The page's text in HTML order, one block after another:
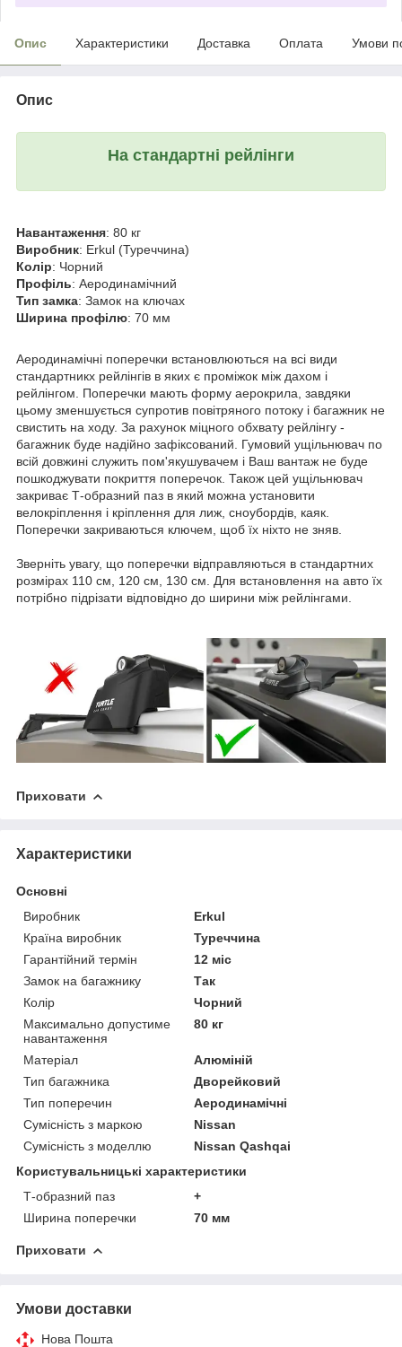
Опис Характеристики Доставка Оплата Умови
Опис
На стандартні рейлінги
Навантаження: 80 кг
Виробник: Erkul (Туреччина)
Колір: Чорний
Профіль: Аеродинамічний
Тип замка: Замок на ключах
Ширина профілю: 70 мм
Аеродинамічні поперечки встановлюються на всі види
стандартникх рейлінгів в яких є проміжок між дахом і
рейлінгом. Поперечки мають форму аерокрила, завдяки
цьому зменшується супротив повітряного потоку і багажник не
свистить на ходу. За рахунок міцного обхвату рейлінгу -
багажник буде надійно зафіксований. Гумовий ущільнювач по
всій довжині служить пом'якушувачем і Ваш вантаж не буде
пошкоджувати покриття поперечок. Також цей ущільнювач
закриває Т-образний паз в який можна установити
велокріплення і кріплення для лиж, сноубордів, каяк.
Поперечки закриваються ключем, щоб їх ніхто не зняв.
Зверніть увагу, що поперечки відправляються в стандартних
розмірах 110 см, 120 см, 130 см. Для встановлення на авто їх
потрібно підрізати відповідно до ширини між рейлінгами.
Приховати
Характеристики
Основні
Виробник
Erkul
Країна виробник
Туреччина
Гарантійний термін
12 міс
Замок на багажнику
Так
Колір
Чорний
Максимально допустиме
навантаження
80 кг
Матеріал
Алюміній
Тип багажника
Дворейковий
Тип поперечин
Аеродинамічні
Сумісність з маркою
Nissan
Сумісність з моделлю
Nissan Qashqai
Користувальницькі характеристики
Т-образний паз
+
Ширина поперечки
70 мм
Приховати
Умови доставки
Нова Пошта